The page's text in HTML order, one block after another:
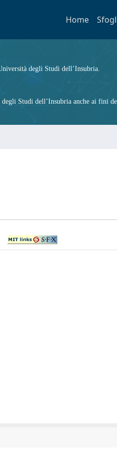
Home
degli Studi dell’Insubria.
Studi dell’Insubria anche ai fini